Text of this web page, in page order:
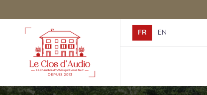
Utilisez les flèches
FRlanguageSelect.fr
EN